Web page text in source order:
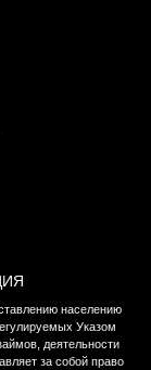
населению
Указом
деятельности
за собой право